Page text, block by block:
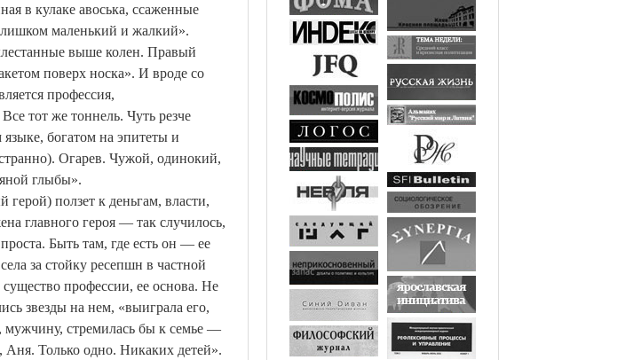
в кулаке авоська, ссаженные
маленький и жалкий».
выше колен. Правый
поверх носка». И вроде со
профессия,
тот же тоннель. Чуть резче
богатом на эпитеты и
Огарев. Чужой, одинокий,
глыбы».
ползет к деньгам, власти,
главного героя — так случилось,
Быть там, где есть он — ее
за стойку ресепшн в частной
профессии, ее основа. Не
звезды на нем, «выиграла его,
стремилась бы к семье —
Аня. Только одно. Никаких детей».